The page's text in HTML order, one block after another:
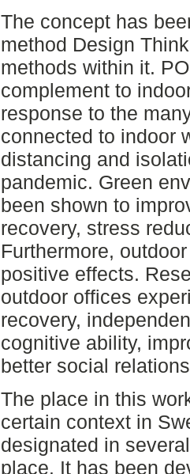
The concept has
method Design
methods within it.
complement to
response to the
connected to indoor
distancing and
pandemic. Green
been shown to
recovery, stress
Furthermore,
positive effects.
outdoor offices
recovery,
cognitive ability,
better social
The place in this
certain context in
designated in
place. It has been